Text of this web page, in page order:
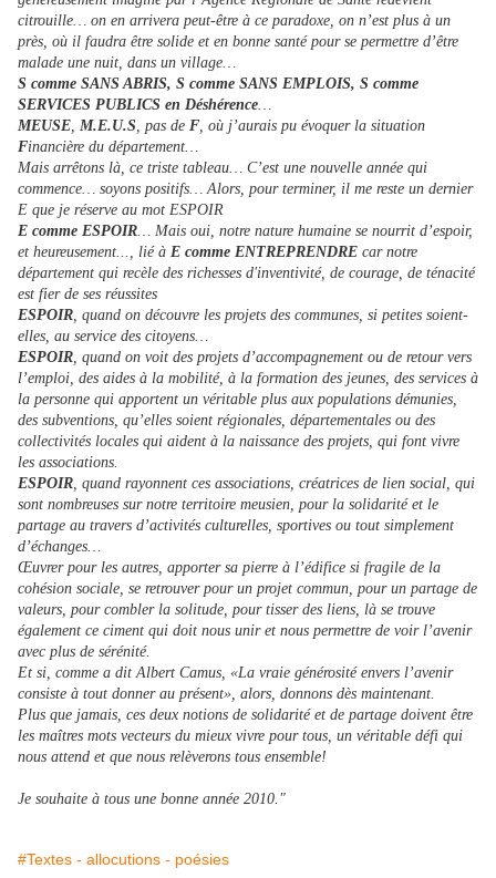
citrouille… on en arrivera peut-être à ce paradoxe, on n’est plus à un
près, où il faudra être solide et en bonne santé pour se permettre d’être
malade une nuit, dans un village…
S comme SANS ABRIS, S comme SANS EMPLOIS, S comme
SERVICES PUBLICS en Déshérence…
MEUSE, M.E.U.S, pas de F, où j’aurais pu évoquer la situation
Financière du département…
Mais arrêtons là, ce triste tableau… C’est une nouvelle année qui
commence… soyons positifs… Alors, pour terminer, il me reste un dernier
E que je réserve au mot ESPOIR
E comme ESPOIR… Mais oui, notre nature humaine se nourrit d’espoir,
et heureusement..., lié à E comme ENTREPRENDRE car notre
département qui recèle des richesses d'inventivité, de courage, de ténacité
est fier de ses réussites
ESPOIR, quand on découvre les projets des communes, si petites soient-
elles, au service des citoyens…
ESPOIR, quand on voit des projets d’accompagnement ou de retour vers
l’emploi, des aides à la mobilité, à la formation des jeunes, des services à
la personne qui apportent un véritable plus aux populations démunies,
des subventions, qu’elles soient régionales, départementales ou des
collectivités locales qui aident à la naissance des projets, qui font vivre
les associations.
ESPOIR, quand rayonnent ces associations, créatrices de lien social, qui
sont nombreuses sur notre territoire meusien, pour la solidarité et le
partage au travers d’activités culturelles, sportives ou tout simplement
d’échanges…
Œuvrer pour les autres, apporter sa pierre à l’édifice si fragile de la
cohésion sociale, se retrouver pour un projet commun, pour un partage de
valeurs, pour combler la solitude, pour tisser des liens, là se trouve
également ce ciment qui doit nous unir et nous permettre de voir l’avenir
avec plus de sérénité.
Et si, comme a dit Albert Camus, «La vraie générosité envers l’avenir
consiste à tout donner au présent», alors, donnons dès maintenant.
Plus que jamais, ces deux notions de solidarité et de partage doivent être
les maîtres mots vecteurs du mieux vivre pour tous, un véritable défi qui
nous attend et que nous relèverons tous ensemble!
Je souhaite à tous une bonne année 2010."
#Textes - allocutions - poésies